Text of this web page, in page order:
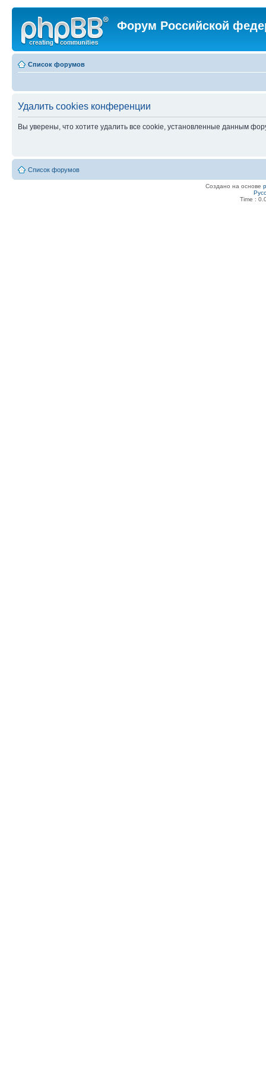
Форум Российской
Список форумов
Удалить cookies конференции
Вы уверены, что хотите удалить все cookie, установленные данным
Список форумов
Создано на основе
Time :